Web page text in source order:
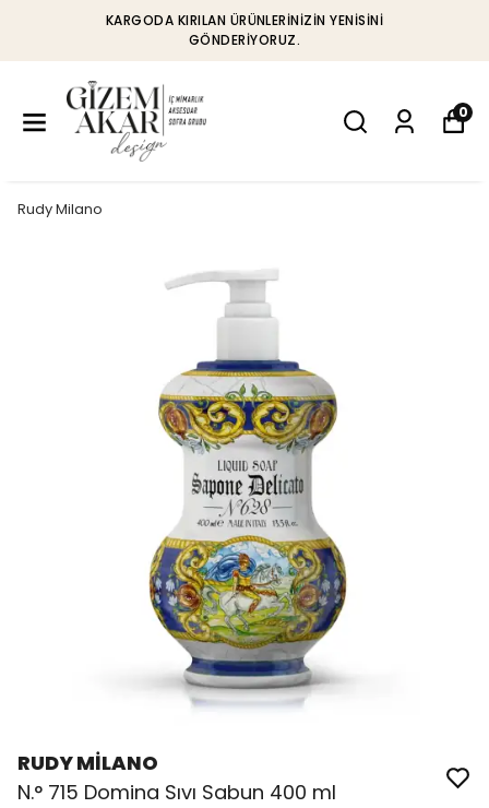
KARGODA KIRILAN ÜRÜNLERINIZIN YENISINI
GÖNDERIYORUZ.
0
Rudy Milano
RUDY MİLANO
N.° 715 Domina Sıvı Sabun 400 ml